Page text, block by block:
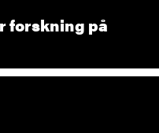
forskning på
Extern länk